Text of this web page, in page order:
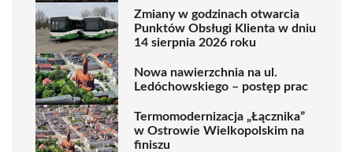
Zmiany w godzinach otwarcia
Punktów Obsługi Klienta w dniu
14 sierpnia 2026 roku
Nowa nawierzchnia na ul.
Ledóchowskiego – postęp prac
Termomodernizacja „Łącznika”
w Ostrowie Wielkopolskim na
finiszu